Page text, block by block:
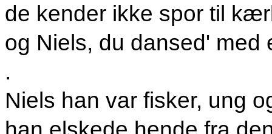
de kender ikke spor til
og Niels, du dansed' med
.
Niels han var fisker, ung